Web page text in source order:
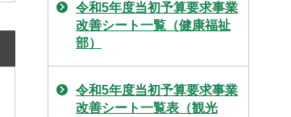
令和5年度当初予算要求事業
改善シート一覧（健康福祉
部）
令和5年度当初予算要求事業
改善シート一覧表（観光